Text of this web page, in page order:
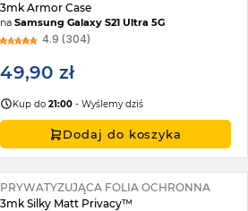
3mk Armor Case
naSamsung Galaxy S21 Ultra 5G
4.9 (304)
49,90 zł
Kup do21:00 - Wyślemy dziś
Dodaj do koszyka
PRYWATYZUJĄCA FOLIA OCHRONNA
3mk Silky Matt Privacy™